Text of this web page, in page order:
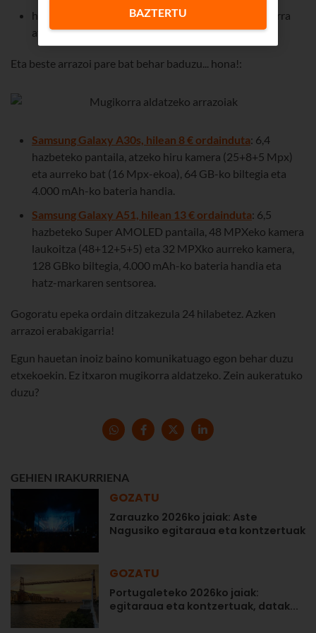
haurraren jostailu baten gainean eseri naiz, mugikorra
atzeko poltsikoan nuela, eta pantaila hautsi zait
Eta beste arrazoi pare bat behar baduzu... hona!:
Samsung Galaxy A30s, hilean 8 € ordainduta: 6,4
hazbeteko pantaila, atzeko hiru kamera (25+8+5 Mpx)
eta aurreko bat (16 Mpx-ekoa), 64 GB-ko biltegia eta
4.000 mAh-ko bateria handia.
Samsung Galaxy A51, hilean 13 € ordainduta: 6,5
hazbeteko Super AMOLED pantaila, 48 MPXeko kamera
laukoitza (48+12+5+5) eta 32 MPXko aurreko kamera,
128 GBko biltegia, 4.000 mAh-ko bateria handia eta
hatz-markaren sentsorea.
Gogoratu epeka ordain ditzakezula 24 hilabetez. Azken
arrazoi erabakigarria!
Egun hauetan inoiz baino komunikatuago egon behar duzu
etxekoekin. Ez itxaron mugikorra aldatzeko. Zein aukeratuko
duzu?
GEHIEN IRAKURRIENA
GOZATU
Zarauzko 2026ko jaiak: Aste
Nagusiko egitaraua eta kontzertuak
GOZATU
Portugaleteko 2026ko jaiak:
egitaraua eta kontzertuak, datak...
BAZTERTU